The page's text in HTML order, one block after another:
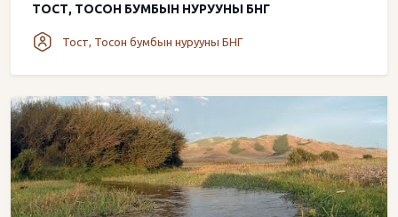
ТОСТ, ТОСОН БУМБЫН НУРУУНЫ БНГ
Тост, Тосон бумбын нурууны БНГ